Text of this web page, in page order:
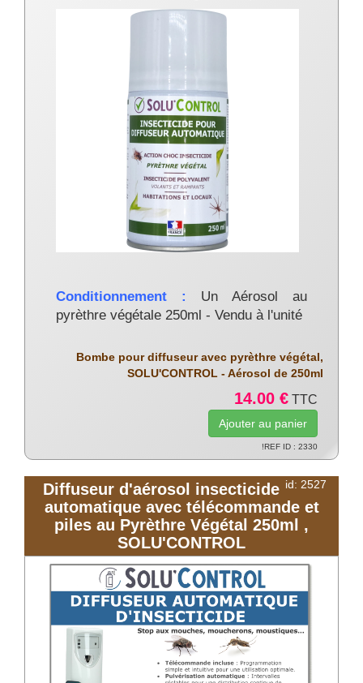
Conditionnement : Un Aérosol au
pyrèthre végétale 250ml - Vendu à l'unité
Bombe pour diffuseur avec pyrèthre végétal,
SOLU'CONTROL - Aérosol de 250ml
14.00 € TTC
!REF ID : 2330
id: 2527
Diffuseur d'aérosol insecticide
automatique avec télécommande et
piles au Pyrèthre Végétal 250ml ,
SOLU'CONTROL